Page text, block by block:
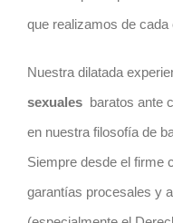
que realizamos de cada
Nuestra dilatada
sexualesbaratos ante
en nuestra filosofía de
Siempre desde el firme
garantías procesales y